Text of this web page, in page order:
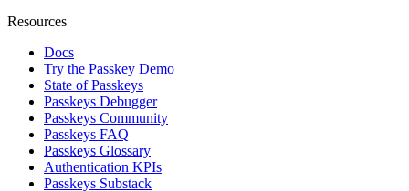
Resources
Docs
Try the Passkey Demo
State of Passkeys
Passkeys Debugger
Passkeys Community
Passkeys FAQ
Passkeys Glossary
Authentication KPIs
Passkeys Substack